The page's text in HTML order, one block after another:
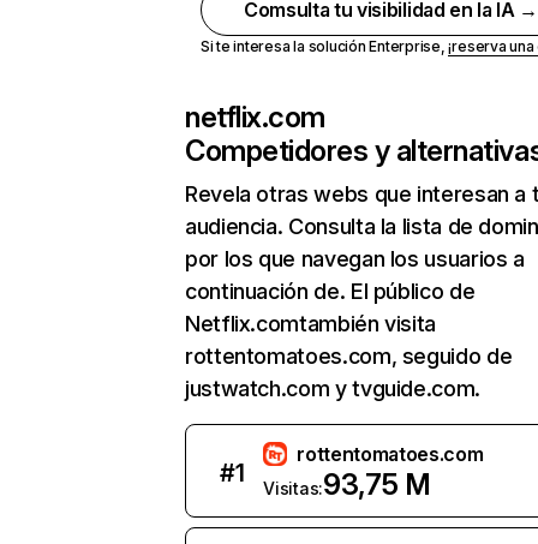
Comsulta tu visibilidad en la IA →
Si te interesa la solución Enterprise,¡reserva
netflix.com
Competidores y
Revela otras webs que interesan a
audiencia. Consulta la lista de
por los que navegan los usuarios a
continuación de. El público de
Netflix.comtambién visita
rottentomatoes.com, seguido de
justwatch.com y tvguide.com.
#1
rottentomatoes.com
Visitas:93,75 M